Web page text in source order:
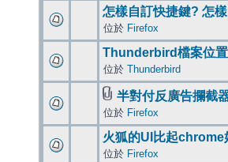
怎樣自訂快捷鍵? 怎
位於 Firefox
Thunderbird檔案位
位於 Thunderbird
半對付反廣告攔截
位於 Firefox
火狐的UI比起chrome
位於 Firefox